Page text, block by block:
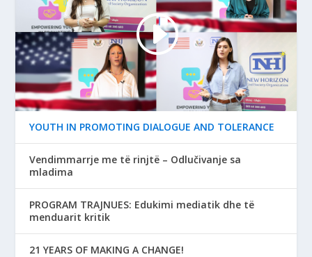
YOUTH IN PROMOTING DIALOGUE AND TOLERANCE
Vendimmarrje me të rinjtë – Odlučivanje sa
mladima
PROGRAM TRAJNUES: Edukimi mediatik dhe të
menduarit kritik
21 YEARS OF MAKING A CHANGE!